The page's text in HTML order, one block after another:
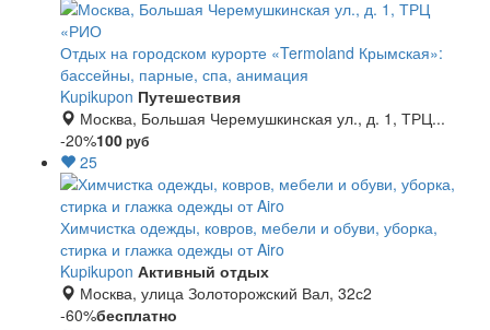
Отдых на городском курорте «Termoland Крымская»:
бассейны, парные, спа, анимация
Kupikupon Путешествия
Москва, Большая Черемушкинская ул., д. 1, ТРЦ...
-20%100руб
25
Химчистка одежды, ковров, мебели и обуви, уборка,
стирка и глажка одежды от Airo
Kupikupon Активный отдых
Москва, улица Золоторожский Вал, 32с2
-60%бесплатно